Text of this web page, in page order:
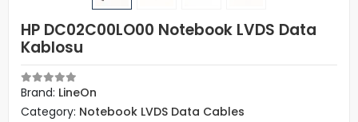
HP DC02C00LO00 Notebook LVDS Data
Kablosu
Brand: LineOn
Category: Notebook LVDS Data Cables